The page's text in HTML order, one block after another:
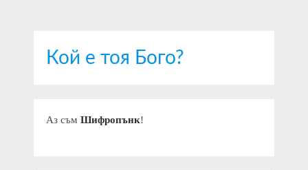
Кой е тоя Бого?
Аз съм Шифропънк!